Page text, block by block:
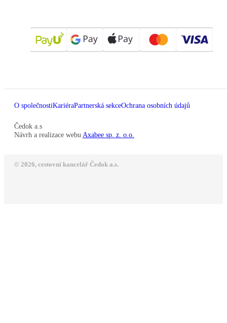
O společnostiKariéraPartnerská sekceOchrana osobních údajů
Čedok a.s
Návrh a realizace webu Axabee sp. z. o.o.
© 2026, cestovní kancelář Čedok a.s.